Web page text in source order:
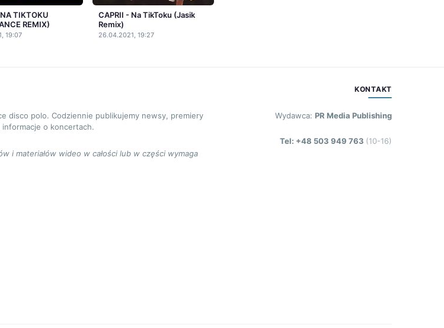
TIKTOKU
REMIX)
19:07
CAPRII - Na TikToku (Jasik
Remix)
26.04.2021, 19:27
disco polo. Codziennie publikujemy newsy, premiery
o koncertach.
i materiałów wideo w całości lub w części wymaga
KONTAKT
Wydawca: PR Media Publishing
Tel: +48 503 949 763 (10-16)